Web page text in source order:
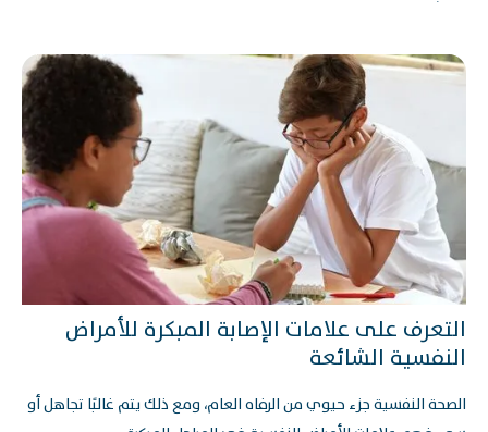
التعرف على علامات الإصابة المبكرة للأمراض
النفسية الشائعة
الصحة النفسية جزء حيوي من الرفاه العام، ومع ذلك يتم غالبًا تجاهل أو